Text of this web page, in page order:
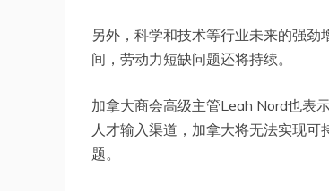
另外，科学和技术等行业未来的强
间，劳动力短缺问题还将持续。
加拿大商会高级主管Leah Nord也表
人才输入渠道，加拿大将无法实现
题。